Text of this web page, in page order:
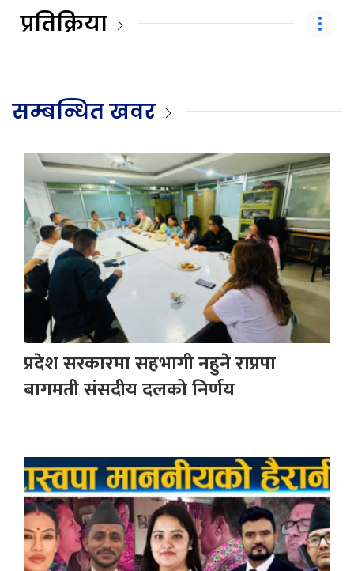
प्रतिक्रिया
सम्बन्धित खवर
प्रदेश सरकारमा सहभागी नहुने राप्रपा
बागमती संसदीय दलको निर्णय